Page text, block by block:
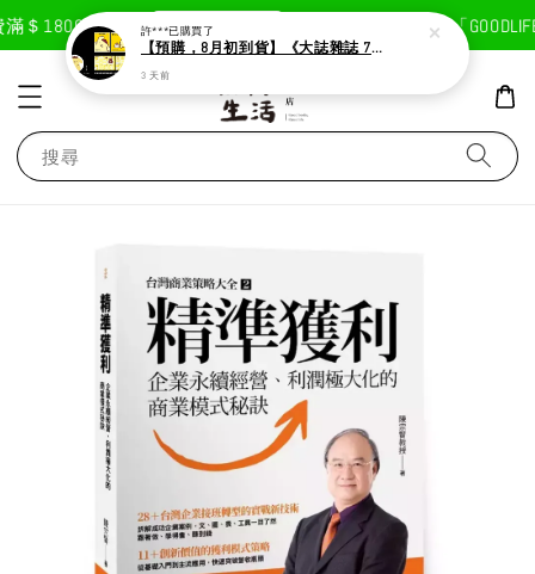
1800免運費 現在去購物！ 首次註冊輸入折扣碼「GOODLIFE
搜尋
許***已購買了
【預購，8月初到貨】《大誌雜誌 7月號 第 196 期》封面：布丁狗
3 天前